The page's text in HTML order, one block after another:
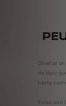
Diseñar
de lápiz
hasta
Estas son